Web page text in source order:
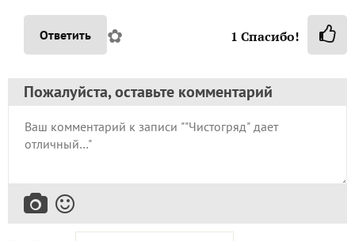
Ответить ✿ 1 Спасибо!
Пожалуйста, оставьте комментарий